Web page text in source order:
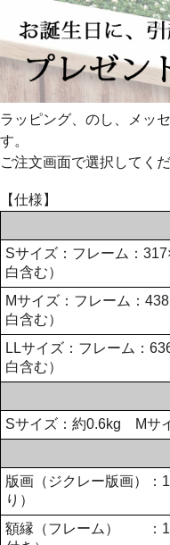
ラッピング、のし、メッ
す。
ご注文画面で選択してくだ
【仕様】
Sサイズ：フレーム：
白含む）
Mサイズ：フレーム：
白含む）
LLサイズ：フレーム：
白含む）
Sサイズ：約0.6kg Mサ
版画（ジクレー版画）：
り）
額縁（フレーム） ：1